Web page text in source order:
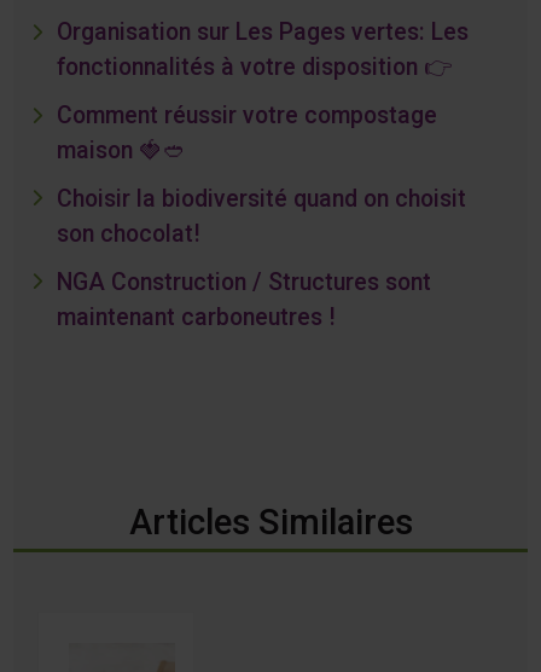
Organisation sur Les Pages vertes: Les
fonctionnalités à votre disposition 👉
Comment réussir votre compostage
maison 🍓🥙
Choisir la biodiversité quand on choisit
son chocolat!
NGA Construction / Structures sont
maintenant carboneutres !
Articles Similaires